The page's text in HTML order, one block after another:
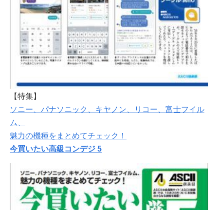
【特集】
ソニー、パナソニック、キヤノン、リコー、富士フイル
ム、
魅力の機種をまとめてチェック！
今買いたい高級コンデジ 5